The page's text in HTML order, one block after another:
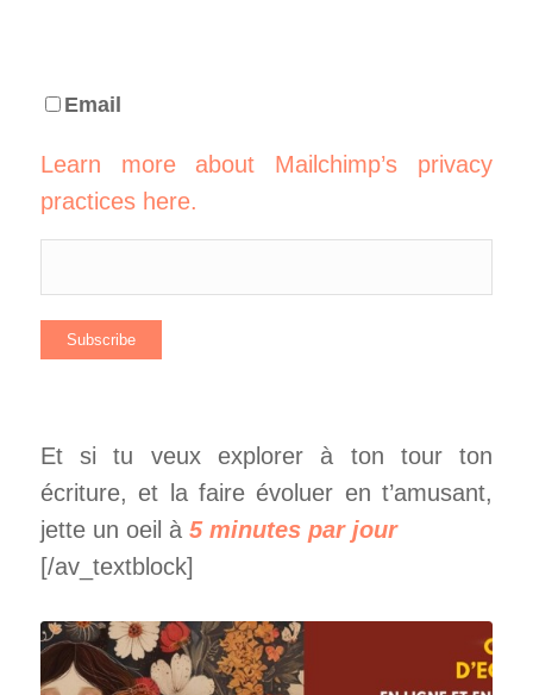
Email
Learn more about Mailchimp’s privacy
practices here.
Et si tu veux explorer à ton tour ton
écriture, et la faire évoluer en t’amusant,
jette un oeil à 5 minutes par jour
[/av_textblock]